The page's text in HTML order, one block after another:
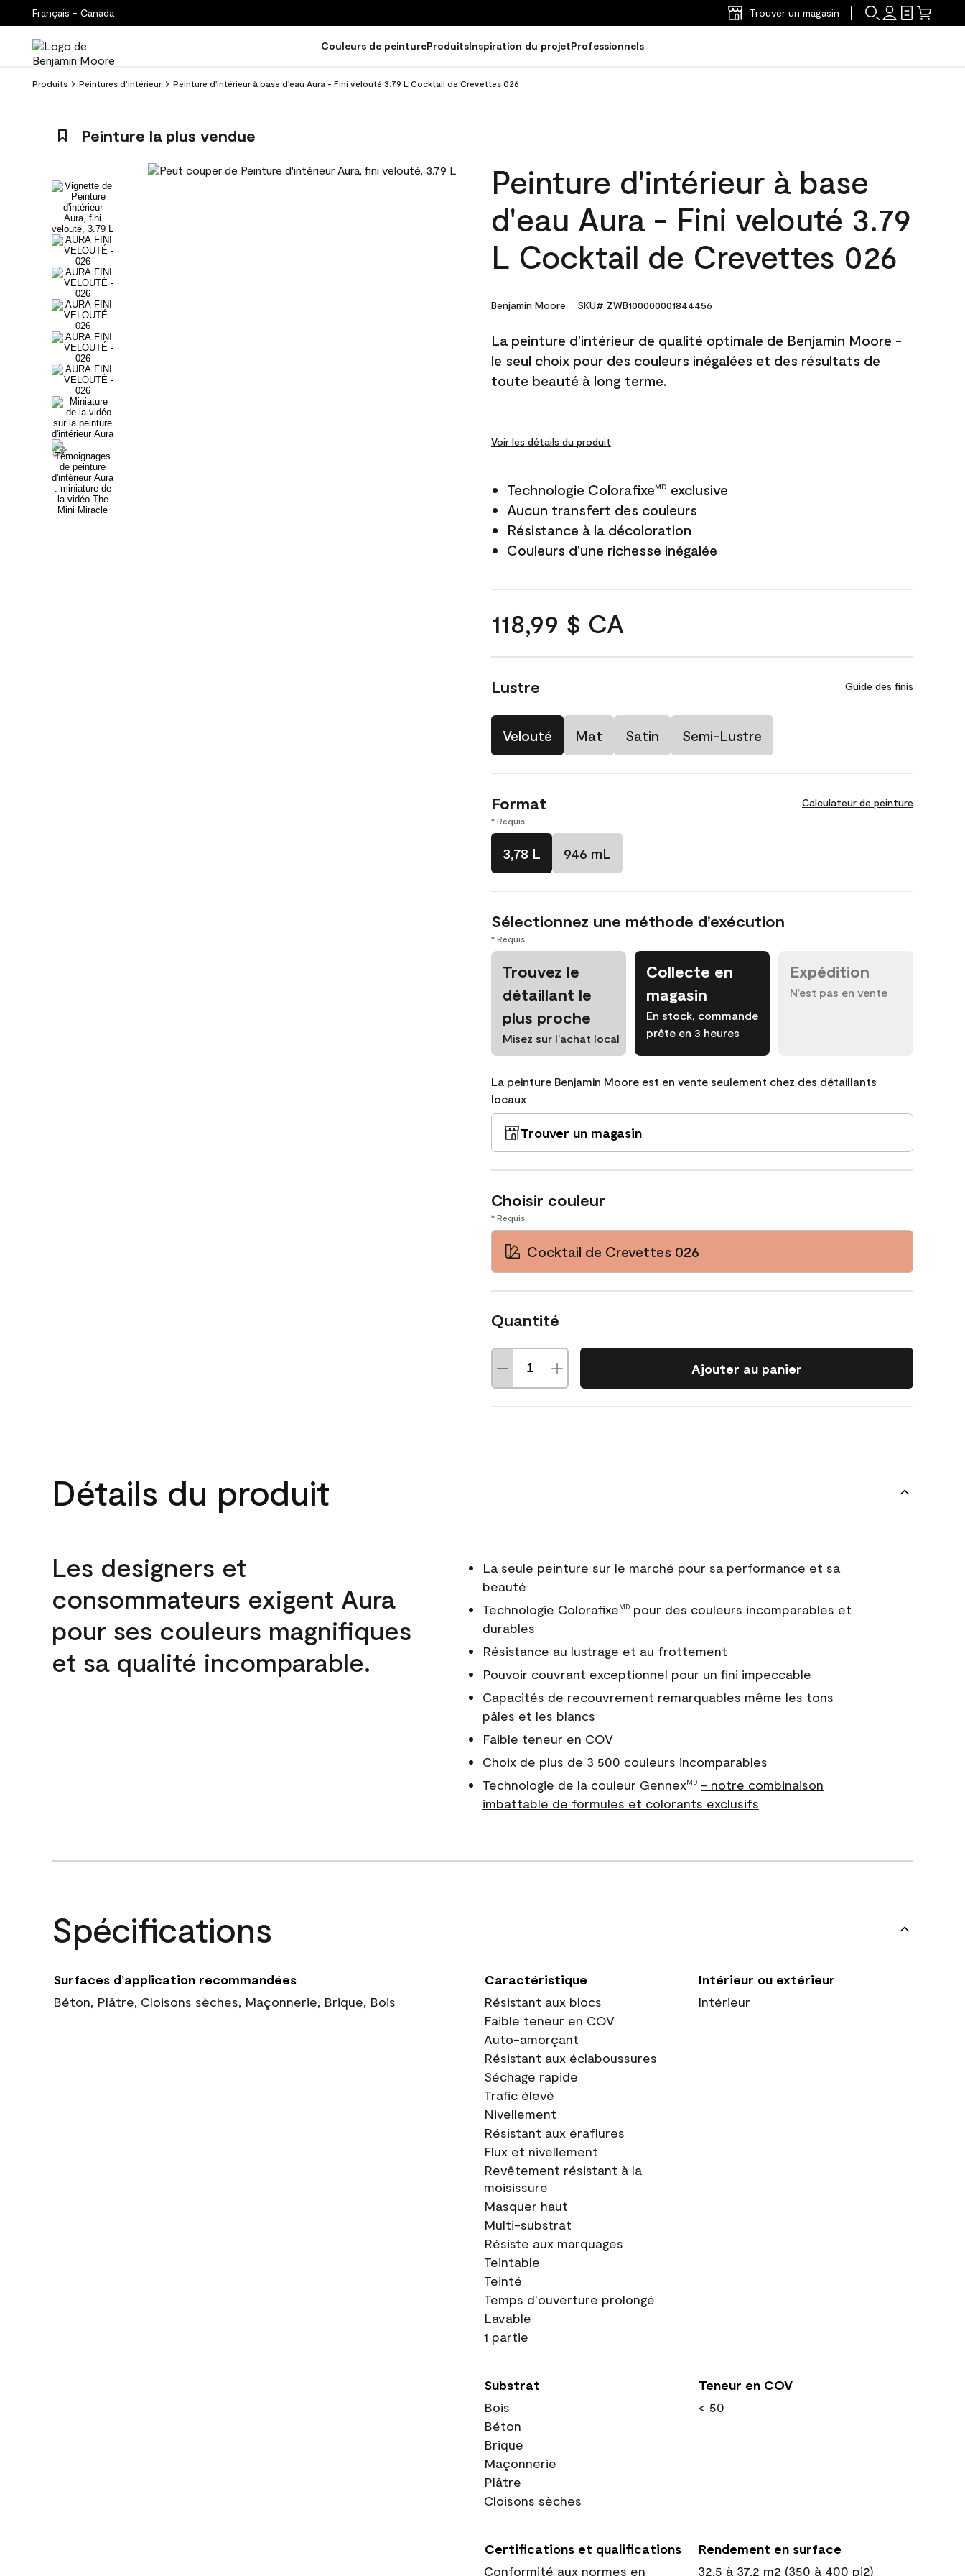
Français - Canada Trouver un magasin
Couleurs de peintureProduitsInspiration du projetProfessionnels
Produits Peintures d’intérieur Peinture d'intérieur à base d'eau Aura - Fini velouté 3.79 L Cocktail de Crevettes 026
Peinture la plus vendue
Peinture d'intérieur à base
d'eau Aura - Fini velouté 3.79
L Cocktail de Crevettes 026
Benjamin Moore SKU# ZWB100000001844456
La peinture d'intérieur de qualité optimale de Benjamin Moore -
le seul choix pour des couleurs inégalées et des résultats de
toute beauté à long terme.
Voir les détails du produit
Technologie ColorafixeMD exclusive
Aucun transfert des couleurs
Résistance à la décoloration
Couleurs d'une richesse inégalée
118,99 $ CA
Lustre Guide des finis
Velouté Mat Satin Semi-Lustre
Format Calculateur de peinture
* Requis
3,78 L 946 mL
Sélectionnez une méthode d’exécution
* Requis
Trouvez le
détaillant le
plus proche
Misez sur l’achat local
Collecte en
magasin
En stock, commande
prête en 3 heures
Expédition
N’est pas en vente
La peinture Benjamin Moore est en vente seulement chez des détaillants
locaux
Trouver un magasin
Choisir couleur
* Requis
Cocktail de Crevettes 026
Quantité
Ajouter au panier
Détails du produit
Les designers et
consommateurs exigent Aura
pour ses couleurs magnifiques
et sa qualité incomparable.
La seule peinture sur le marché pour sa performance et sa
beauté
Technologie ColorafixeMDpour des couleurs incomparables et
durables
Résistance au lustrage et au frottement
Pouvoir couvrant exceptionnel pour un fini impeccable
Capacités de recouvrement remarquables même les tons
pâles et les blancs
Faible teneur en COV
Choix de plus de 3 500 couleurs incomparables
Technologie de la couleur GennexMD - notre combinaison
imbattable de formules et colorants exclusifs
Spécifications
Surfaces d’application recommandées
Béton, Plâtre, Cloisons sèches, Maçonnerie, Brique, Bois
Caractéristique
Résistant aux blocs
Faible teneur en COV
Auto-amorçant
Résistant aux éclaboussures
Séchage rapide
Trafic élevé
Nivellement
Résistant aux éraflures
Flux et nivellement
Revêtement résistant à la
moisissure
Masquer haut
Multi-substrat
Résiste aux marquages
Teintable
Teinté
Temps d'ouverture prolongé
Lavable
1 partie
Intérieur ou extérieur
Intérieur
Substrat
Bois
Béton
Brique
Maçonnerie
Plâtre
Cloisons sèches
Teneur en COV
< 50
Certifications et qualifications
Conformité aux normes en
Rendement en surface
32,5 à 37,2 m2 (350 à 400 pi2)